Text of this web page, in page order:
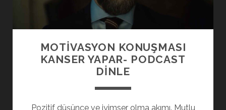
MOTİVASYON KONUŞMASI
KANSER YAPAR- PODCAST
DINLE
Pozitif düşünce ve iyimser olma akımı. Mutlu